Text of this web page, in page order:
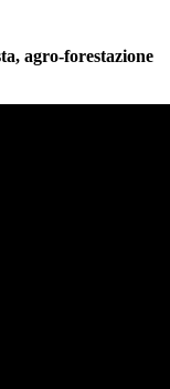
agro-forestazione